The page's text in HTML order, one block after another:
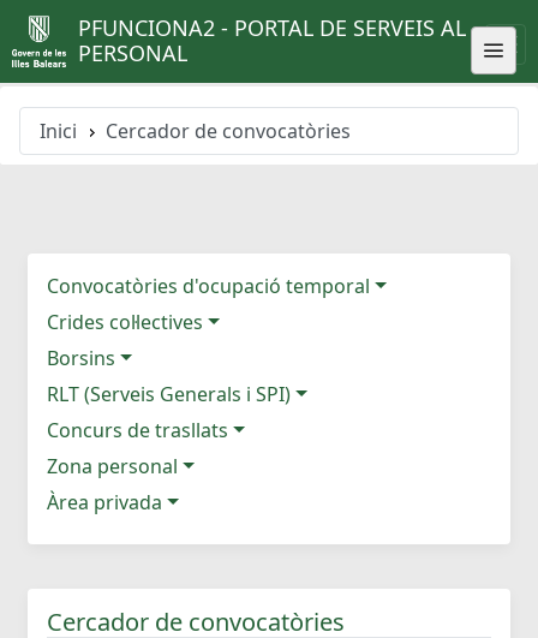
PFUNCIONA2 - PORTAL DE SERVEIS AL
PERSONAL
Inici Cercador de convocatòries
Convocatòries d'ocupació temporal
Crides col·lectives
Borsins
RLT (Serveis Generals i SPI)
Concurs de trasllats
Zona personal
Àrea privada
Cercador de convocatòries